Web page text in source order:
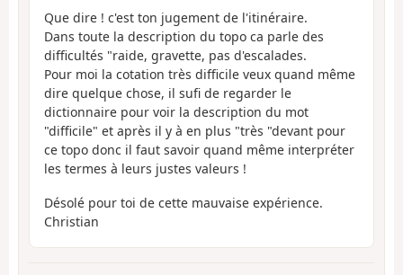
Que dire ! c'est ton jugement de l'itinéraire.
Dans toute la description du topo ca parle des
difficultés "raide, gravette, pas d'escalades.
Pour moi la cotation très difficile veux quand même
dire quelque chose, il sufi de regarder le
dictionnaire pour voir la description du mot
"difficile" et après il y à en plus "très "devant pour
ce topo donc il faut savoir quand même interpréter
les termes à leurs justes valeurs !
Désolé pour toi de cette mauvaise expérience.
Christian